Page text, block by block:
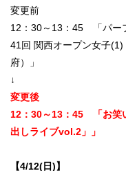
変更前
12：30～13：45 「パー
41回 関西オープン女子
府）」
↓
変更後
12：30～13：45 「お笑
出しライブvol.2」」
【4/12(日)】